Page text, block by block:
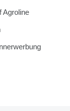
Agroline